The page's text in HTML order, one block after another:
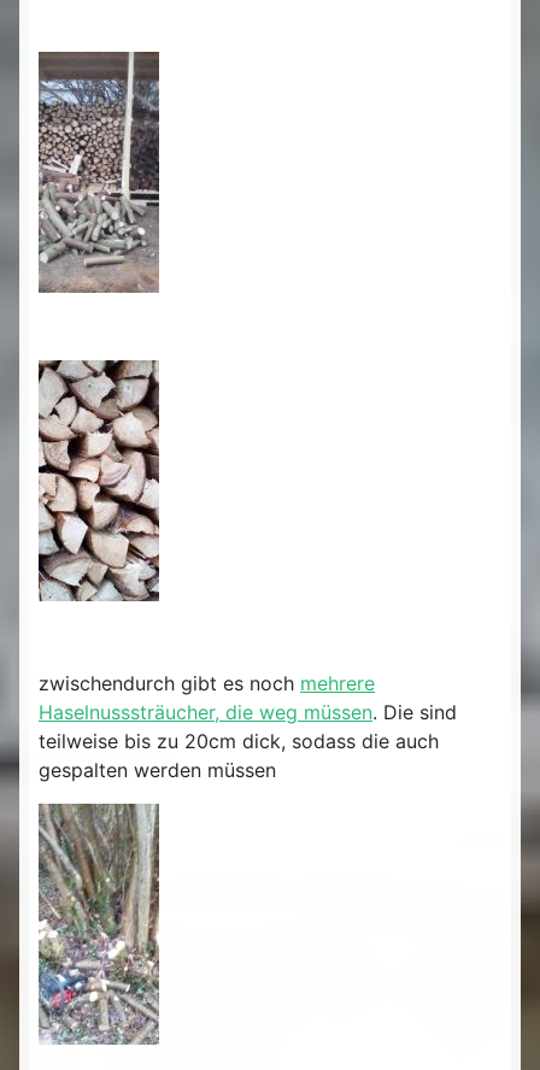
zwischendurch gibt es noch mehrere
Haselnusssträucher, die weg müssen. Die sind
teilweise bis zu 20cm dick, sodass die auch
gespalten werden müssen